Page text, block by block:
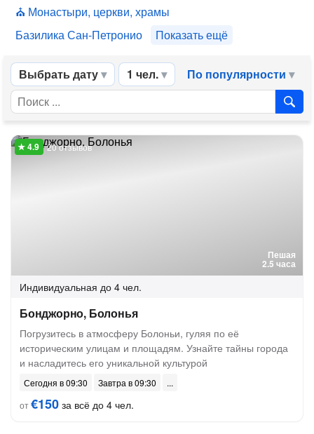
Монастыри, церкви, храмы
Базилика Сан-Петронио
Показать ещё
Выбрать дату 1 чел. По популярности
Пешая
2.5 часа
20 отзывов
Индивидуальная до 4 чел.
Бонджорно, Болонья
Погрузитесь в атмосферу Болоньи, гуляя по её
историческим улицам и площадям. Узнайте тайны города
и насладитесь его уникальной культурой
Сегодня в 09:30
Завтра в 09:30
от€150 за всё до 4 чел.